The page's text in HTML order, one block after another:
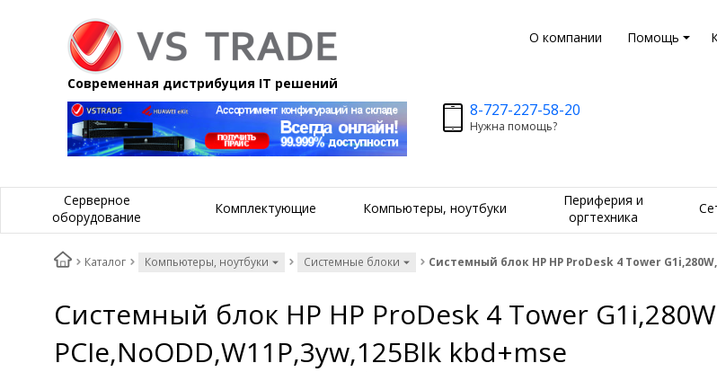
О компании Помощь
Современная дистрибуция IT решений
8-727-227-58-20
Нужна помощь?
Серверное
оборудование
Комплектующие Компьютеры, ноутбуки
Периферия и
оргтехника
Каталог Компьютеры, ноутбуки Системные блоки Системный блок HP HP ProDesk 4 Tower
Системный блок HP HP ProDesk 4 Tower
PCIe,NoODD,W11P,3yw,125Blk kbd+mse